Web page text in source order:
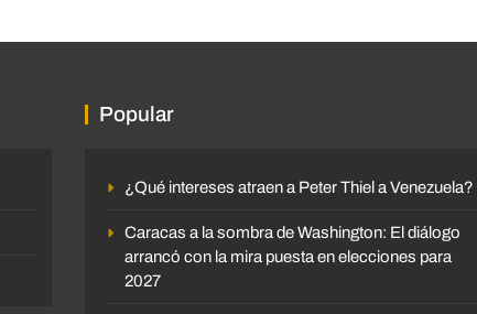
Popular
¿Qué intereses atraen a Peter Thiel a Venezuela?
Caracas a la sombra de Washington: El diálogo
arrancó con la mira puesta en elecciones para
2027